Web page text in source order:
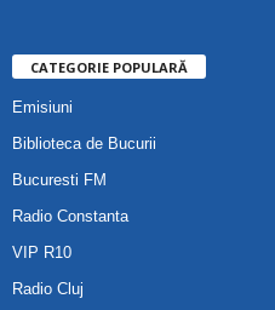
CATEGORIE POPULARĂ
Emisiuni
Biblioteca de Bucurii
Bucuresti FM
Radio Constanta
VIP R10
Radio Cluj